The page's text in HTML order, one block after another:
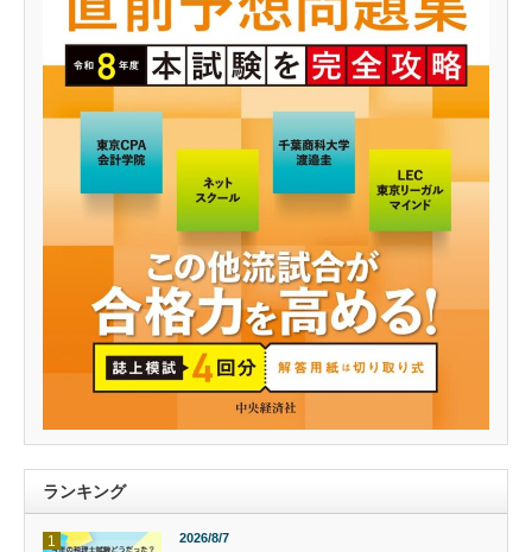
ランキング
1 2026/8/7